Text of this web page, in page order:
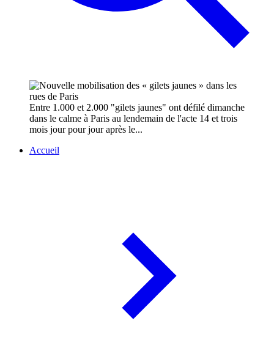
Entre 1.000 et 2.000 "gilets jaunes" ont défilé dimanche
dans le calme à Paris au lendemain de l'acte 14 et trois
mois jour pour jour après le...
Accueil